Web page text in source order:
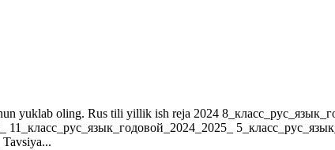
oling. Rus tili yillik ish reja 2024